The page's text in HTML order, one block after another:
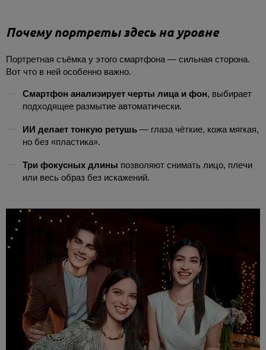
Почему портреты здесь на уровне
Портретная съёмка у этого смартфона — сильная сторона.
Вот что в ней особенно важно.
Смартфон анализирует черты лица и фон, выбирает
подходящее размытие автоматически.
ИИ делает тонкую ретушь — глаза чёткие, кожа мягкая,
но без «пластика».
Три фокусных длины позволяют снимать лицо, плечи
или весь образ без искажений.